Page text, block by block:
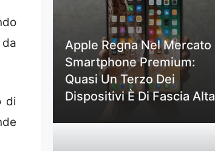
di
Apple Regna Nel Mercato
Smartphone Premium:
Quasi Un Terzo Dei
Dispositivi È Di Fascia Alta